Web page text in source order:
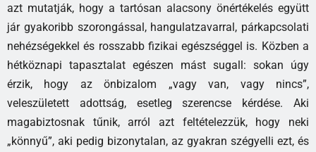
azt mutatják, hogy a tartósan alacsony önértékelés együtt
jár gyakoribb szorongással, hangulatzavarral, párkapcsolati
nehézségekkel és rosszabb fizikai egészséggel is. Közben a
hétköznapi tapasztalat egészen mást sugall: sokan úgy
érzik, hogy az önbizalom „vagy van, vagy nincs”,
veleszületett adottság, esetleg szerencse kérdése. Aki
magabiztosnak tűnik, arról azt feltételezzük, hogy neki
„könnyű”, aki pedig bizonytalan, az gyakran szégyelli ezt, és